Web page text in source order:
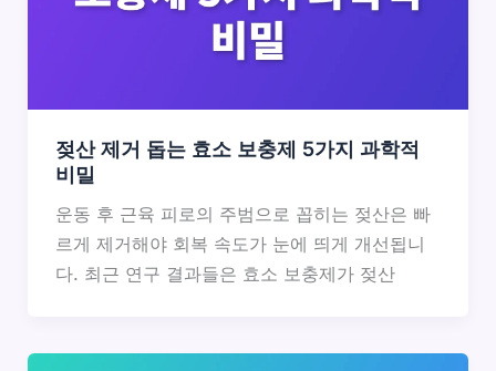
젖산 제거 돕는 효소 보충제 5가지 과학적
비밀
운동 후 근육 피로의 주범으로 꼽히는 젖산은 빠
르게 제거해야 회복 속도가 눈에 띄게 개선됩니
다. 최근 연구 결과들은 효소 보충제가 젖산